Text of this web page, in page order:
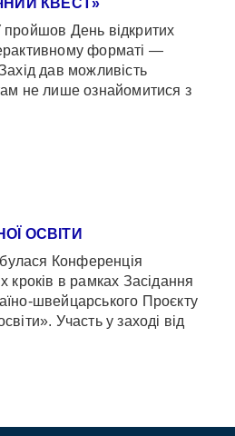
КВЕСТ»
День відкритих
форматі —
дав можливість
не лише ознайомитися з
ОСВІТИ
Конференція
кроків в рамках Засідання
швейцарського Проєкту
Участь у заході від